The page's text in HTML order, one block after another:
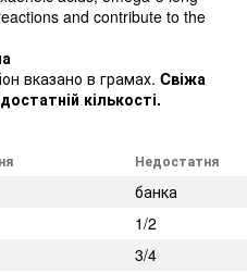
and contribute to the
вказано в грамах. Cвіжа
кількості.
Недостатня
банка
1/2
3/4